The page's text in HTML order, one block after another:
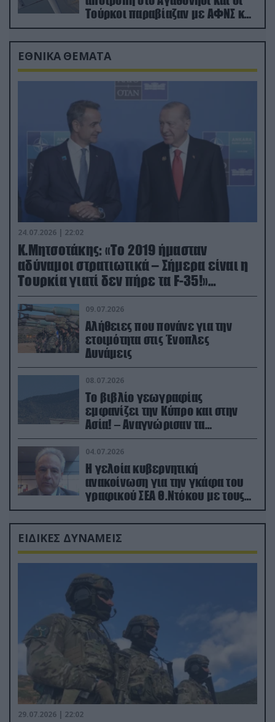
Τούρκοι παραβίαζαν με ΑΦΝΣ και
drone
ΕΘΝΙΚΑ ΘΕΜΑΤΑ
24.07.2026 | 22:02
Κ.Μητσοτάκης: «Το 2019 ήμασταν
αδύναμοι στρατιωτικά – Σήμερα είναι η
Τουρκία γιατί δεν πήρε τα F-35!»
(βίντεο)
09.07.2026
Αλήθειες που πονάνε για την
ετοιμότητα στις Ένοπλες
Δυνάμεις
08.07.2026
Το βιβλίο γεωγραφίας
εμφανίζει την Κύπρο και στην
Ασία! – Αναγνώρισαν τα
κατεχόμενα; (φωτο)
04.07.2026
Η γελοία κυβερνητική
ανακοίνωση για την γκάφα του
γραφικού ΣΕΑ Θ.Ντόκου με τους
Ρώσους φαρσέρ
ΕΙΔΙΚΕΣ ΔΥΝΑΜΕΙΣ
29.07.2026 | 22:02